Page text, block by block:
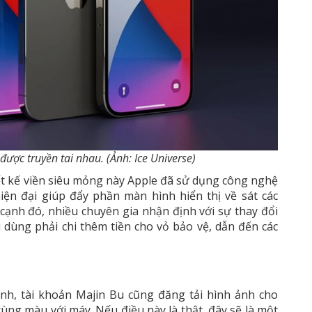
truyền tai nhau. (Ảnh: Ice Universe)
viền siêu mỏng này Apple đã sử dụng công nghệ
đại giúp đẩy phần màn hình hiển thị về sát các
đó, nhiều chuyên gia nhận định với sự thay đổi
phải chi thêm tiền cho vỏ bảo vệ, dẫn đến các
tài khoản Majin Bu cũng đăng tải hình ảnh cho